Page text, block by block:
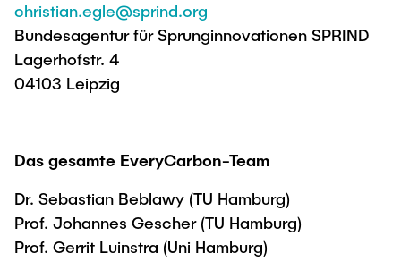
christian.egle@sprind.org
Bundesagentur für Sprunginnovationen SPRIND
Lagerhofstr. 4
04103 Leipzig
Das gesamte EveryCarbon-Team
Dr. Sebastian Beblawy (TU Hamburg)
Prof. Johannes Gescher (TU Hamburg)
Prof. Gerrit Luinstra (Uni Hamburg)